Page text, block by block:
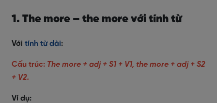
1. The more – the more với tính từ
Với tính từ dài:
Cấu trúc: The more + adj + S1 + V1, the more + adj + S2
+ V2.
Ví dụ: